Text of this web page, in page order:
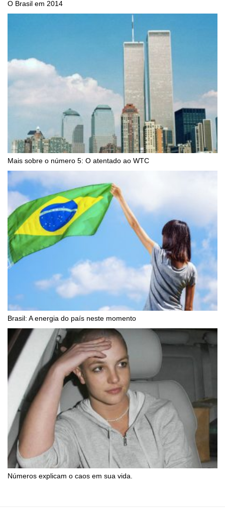
O Brasil em 2014
Mais sobre o número 5: O atentado ao WTC
Brasil: A energia do país neste momento
Números explicam o caos em sua vida.